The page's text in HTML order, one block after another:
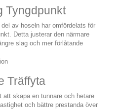
Tyngdpunkt
av hoseln har omfördelats för
Detta justerar den närmare
slag och mer förlåtande
Träffyta
att skapa en tunnare och hetare
och bättre prestanda över